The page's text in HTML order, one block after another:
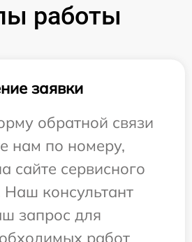
работы
заявки
обратной связи
нам по номеру,
сайте сервисного
Наш консультант
запрос для
работ